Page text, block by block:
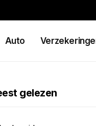
Auto
gelezen